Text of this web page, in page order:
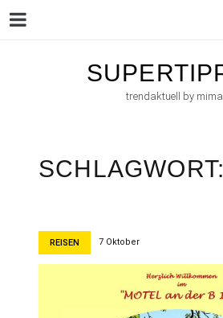
trendaktuell by
SCHLAGWORT:
REISEN 7 Oktober
Menu